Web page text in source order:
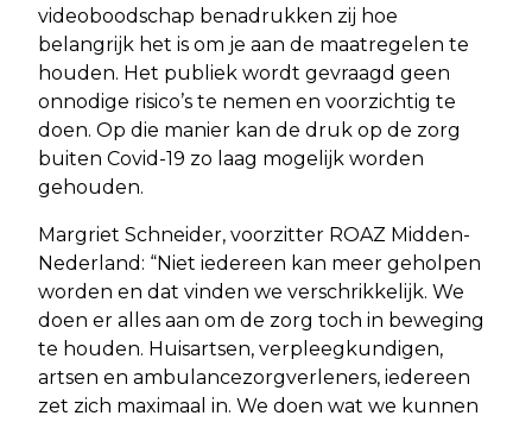
videoboodschap benadrukken zij hoe
belangrijk het is om je aan de maatregelen te
houden. Het publiek wordt gevraagd geen
onnodige risico’s te nemen en voorzichtig te
doen. Op die manier kan de druk op de zorg
buiten Covid-19 zo laag mogelijk worden
gehouden.
Margriet Schneider, voorzitter ROAZ Midden-
Nederland: “Niet iedereen kan meer geholpen
worden en dat vinden we verschrikkelijk. We
doen er alles aan om de zorg toch in beweging
te houden. Huisartsen, verpleegkundigen,
artsen en ambulancezorgverleners, iedereen
zet zich maximaal in. We doen wat we kunnen